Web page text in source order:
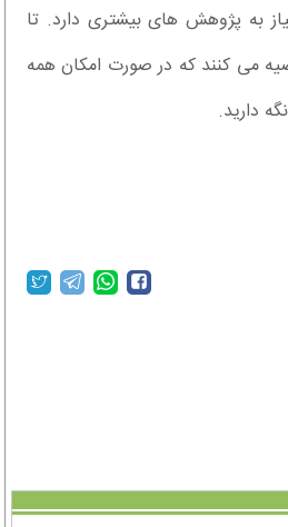
به پژوهش های بیشتری دارد. تا
می کنند که در صورت امکان همه
دارید.